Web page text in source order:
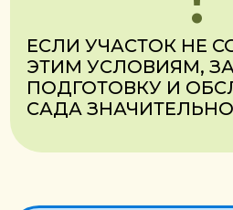
подходят как для частных
посадок, так и для
КУПИТЬ ПОСАДОЧНЫЙ